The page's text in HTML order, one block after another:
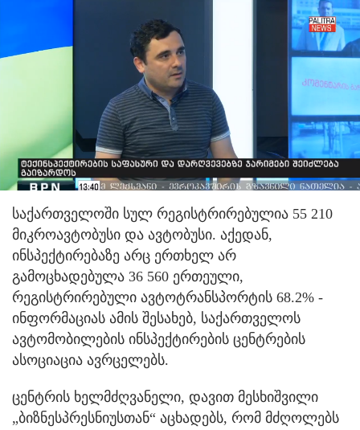
საქართველოში სულ რეგისტრირებულია 55 210
მიკროავტობუსი და ავტობუსი. აქედან,
ინსპექტირებაზე არც ერთხელ არ
გამოცხადებულა 36 560 ერთეული,
რეგისტრირებული ავტოტრანსპორტის 68.2% -
ინფორმაციას ამის შესახებ, საქართველოს
ავტომობილების ინსპექტირების ცენტრების
ასოციაცია ავრცელებს.
ცენტრის ხელმძღვანელი, დავით მესხიშვილი
„ბიზნესპრესნიუსთან“ აცხადებს, რომ მძღოლებს